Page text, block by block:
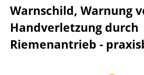
Warnschild, Warnung
Handverletzung durch
Riemenantrieb -